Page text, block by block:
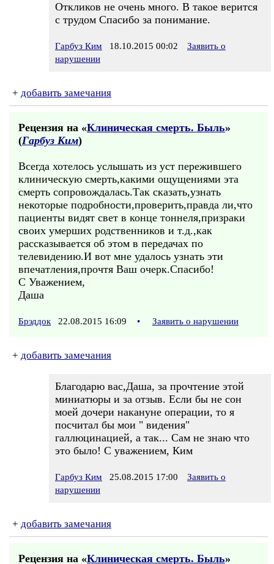
Откликов не очень много. В такое верится
с трудом Спасибо за понимание.
Гарбуз Ким 18.10.2015 00:02
Заявить о
нарушении
+ добавить замечания
Рецензия на «Клиническая смерть. Быль»
(Гарбуз Ким)
Всегда хотелось услышать из уст пережившего
клиническую смерть,какими ощущениями эта
смерть сопровождалась.Так сказать,узнать
некоторые подробности,проверить,правда ли,что
пациенты видят свет в конце тоннеля,призраки
своих умерших родственников и т.д.,как
рассказывается об этом в передачах по
телевидению.И вот мне удалось узнать эти
впечатления,прочтя Ваш очерк.Спасибо!
С Уважением,
Даша
Брэддок 22.08.2015 16:09 • Заявить о нарушении
+ добавить замечания
Благодарю вас,Даша, за прочтение этой
миниатюры и за отзыв. Если бы не сон
моей дочери накануне операции, то я
посчитал бы мои " видения"
галлюцинацией, а так... Сам не знаю что
это было! С уважением, Ким
Гарбуз Ким 25.08.2015 17:00
Заявить о
нарушении
+ добавить замечания
Рецензия на «Клиническая смерть. Быль»